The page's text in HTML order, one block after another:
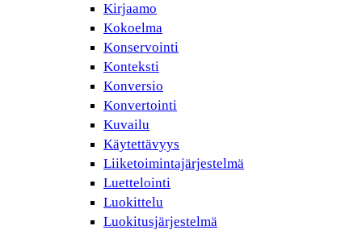
Kirjaamo
Kokoelma
Konservointi
Konteksti
Konversio
Konvertointi
Kuvailu
Käytettävyys
Liiketoimintajärjestelmä
Luettelointi
Luokittelu
Luokitusjärjestelmä